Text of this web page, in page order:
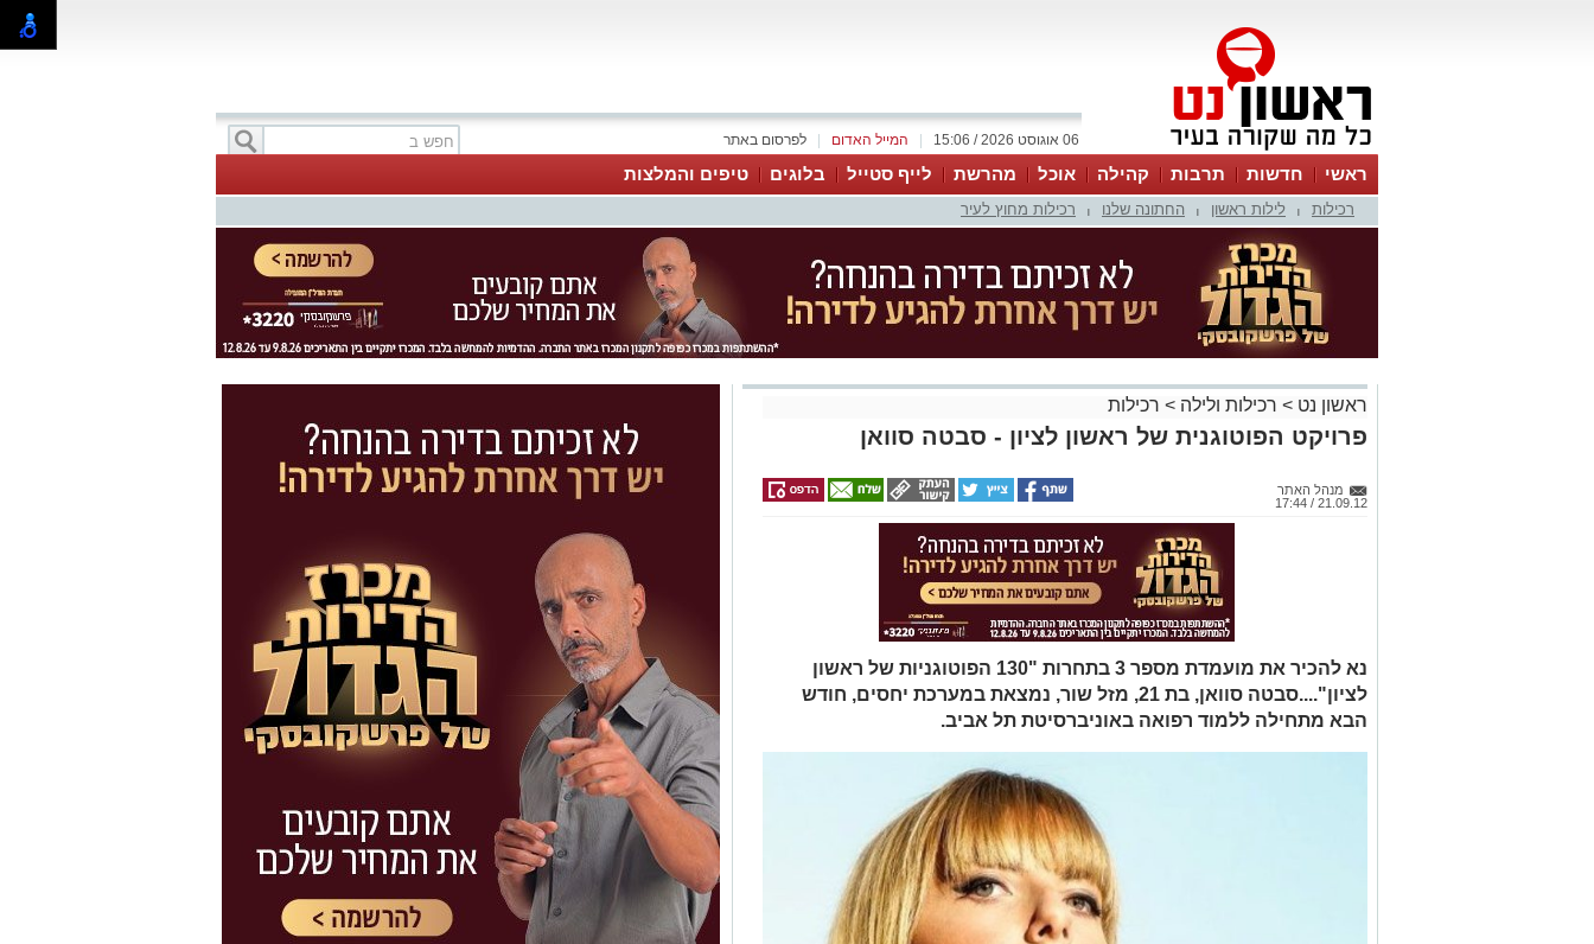
לפרסום באתר המייל האדום 06 אוגוסט 2026 / 15:06
ראשי חדשות תרבות קהילה אוכל מהרשת לייף סטייל בלוגים טיפים והמלצות
רכילות לילות ראשון החתונה שלנו רכילות מחוץ לעיר
ראשון נט > רכילות ולילה > רכילות
פרויקט הפוטוגנית של ראשון לציון - סבטה סוואן
מנהל האתר
21.09.12 / 17:44
נא להכיר את מועמדת מספר 3 בתחרות "130 הפוטוגניות של ראשון
לציון"....סבטה סוואן, בת 21, מזל שור, נמצאת במערכת יחסים, חודש
הבא מתחילה ללמוד רפואה באוניברסיטת תל אביב.